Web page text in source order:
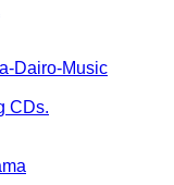
Dairo-Music
CDs.